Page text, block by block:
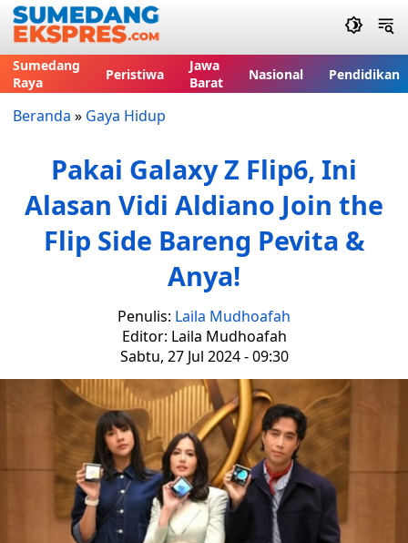
Sumedang
Raya
Peristiwa
Jawa
Barat
Nasional Pendidikan
Beranda » Gaya Hidup
Pakai Galaxy Z Flip6, Ini
Alasan Vidi Aldiano Join the
Flip Side Bareng Pevita &
Anya!
Penulis: Laila Mudhoafah
Editor: Laila Mudhoafah
Sabtu, 27 Jul 2024 - 09:30